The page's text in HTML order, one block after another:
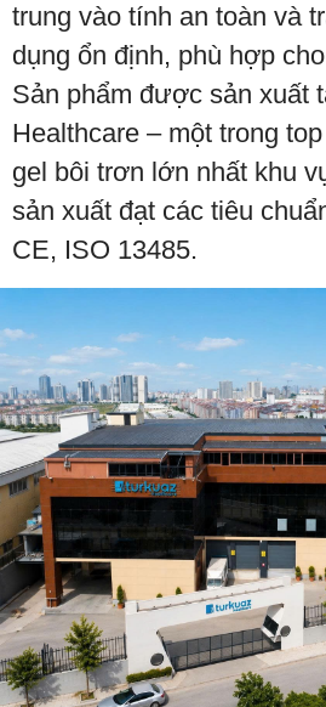
trung vào tính an toàn và
dụng ổn định, phù hợp
Sản phẩm được sản xuất
Healthcare – một trong
gel bôi trơn lớn nhất khu
sản xuất đạt các tiêu
CE, ISO 13485.